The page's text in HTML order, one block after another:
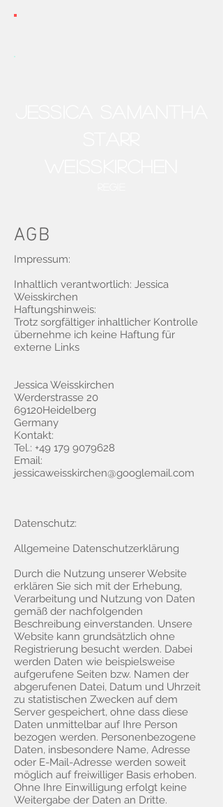
AGB
Impressum:
Inhaltlich verantwortlich: Jessica
Weisskirchen
Haftungshinweis:
Trotz sorgfältiger inhaltlicher Kontrolle
übernehme ich keine Haftung für
externe Links
Jessica Weisskirchen
Werderstrasse 20
69120Heidelberg
Germany
Kontakt:
Tel.: +49 179 9079628
Email:
jessicaweisskirchen@googlemail.com
Datenschutz:
Allgemeine Datenschutzerklärung
Durch die Nutzung unserer Website
erklären Sie sich mit der Erhebung,
Verarbeitung und Nutzung von Daten
gemäß der nachfolgenden
Beschreibung einverstanden. Unsere
Website kann grundsätzlich ohne
Registrierung besucht werden. Dabei
werden Daten wie beispielsweise
aufgerufene Seiten bzw. Namen der
abgerufenen Datei, Datum und Uhrzeit
zu statistischen Zwecken auf dem
Server gespeichert, ohne dass diese
Daten unmittelbar auf Ihre Person
bezogen werden. Personenbezogene
Daten, insbesondere Name, Adresse
oder E-Mail-Adresse werden soweit
möglich auf freiwilliger Basis erhoben.
Ohne Ihre Einwilligung erfolgt keine
Weitergabe der Daten an Dritte.